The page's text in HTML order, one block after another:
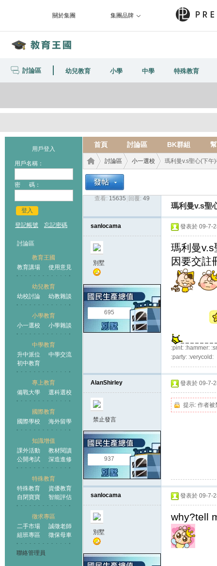
關於集團 集團品牌
討論區 幼兒教育 小學 中學 特殊教育
用戶登入
用戶名稱：
密 碼：
登入
登記帳號 忘記密碼
討論區
教育王國
教育講場
使用意見
幼兒教育
幼校討論
幼教雜談
小學教育
小一選校
小學雜談
中學教育
升中派位
中學交流
初中教育
專上教育
備戰大學
選科選校
國際教育
國際學校
海外留學
知識增值
課外活動
教材閱讀
公開考試
深造進修
特殊教育
特殊教育
資優教育
自閉寶寶
智能評估
徵求專區
二手市場
誠徵老師
組班專區
徵保母車
聯絡管理員
首頁 討論區 BK群組
教育
王國
›
討論區
›
小一選校 瑪利曼v.s聖心(下午
查看: 15635 回覆: 49
瑪利曼v.s聖
sanlocama
別墅
695
發表於 09-7-
瑪利曼
因要交註
:pint: :hammer:
:party: :verycold:
AlanShirley
禁止發言
937
發表於 09-7-
提示: 作者被
sanlocama
別墅
發表於 09-7-
why?tell